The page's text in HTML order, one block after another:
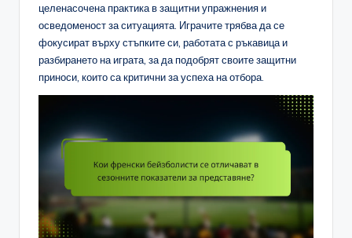
целенасочена практика в защитни упражнения и
осведоменост за ситуацията. Играчите трябва да се
фокусират върху стъпките си, работата с ръкавица и
разбирането на играта, за да подобрят своите защитни
приноси, които са критични за успеха на отбора.